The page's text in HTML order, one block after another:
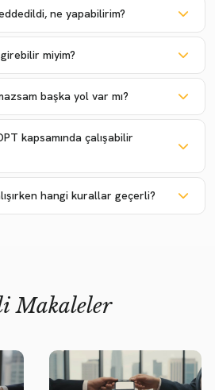
ne yapabilirim?
miyim?
başka yol var mı?
kapsamında çalışabilir
hangi kurallar geçerli?
Makaleler